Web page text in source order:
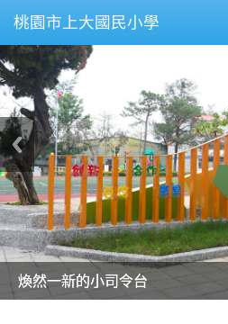
桃園市上大國民小學
美麗的操場是我們活力的來源
美麗的操場是我們活力的來源
煥然一新的小司令台
煥然一新的小司令台
富含桃園埤塘田園風光意象的中廊
富含桃園埤塘田園風光意象的中廊
嶄新的中庭廣場
嶄新的中庭廣場
水生池生生不息
水生池生生不息